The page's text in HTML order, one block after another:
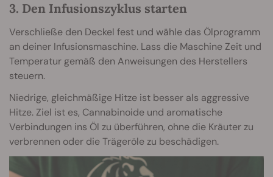
3. Den Infusionszyklus starten
Verschließe den Deckel fest und wähle das Ölprogramm
an deiner Infusionsmaschine. Lass die Maschine Zeit und
Temperatur gemäß den Anweisungen des Herstellers
steuern.
Niedrige, gleichmäßige Hitze ist besser als aggressive
Hitze. Ziel ist es, Cannabinoide und aromatische
Verbindungen ins Öl zu überführen, ohne die Kräuter zu
verbrennen oder die Trägeröle zu beschädigen.